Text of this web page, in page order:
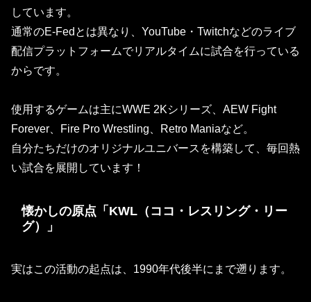
しています。
通常のE-Fedとは異なり、 YouTube・Twitchなどのライブ
配信プラットフォームでリアルタイムに試合を行っている
からです。
使用するゲームは主にWWE 2Kシリーズ、AEW Fight
Forever、Fire Pro Wrestling、Retro Maniaなど。
自分たちだけのオリジナルユニバースを構築して、毎回熱
い試合を展開しています！
懐かしの原点「KWL（ココ・レスリング・リー
グ）」
実はこの活動の起点は、1990年代後半にまで遡ります。